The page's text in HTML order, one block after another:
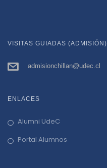
VISITAS GUIADAS (ADMISIÓN)
admisionchillan@udec.cl
ENLACES
Alumni UdeC
Portal Alumnos